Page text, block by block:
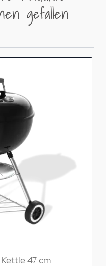
gefallen
47 cm